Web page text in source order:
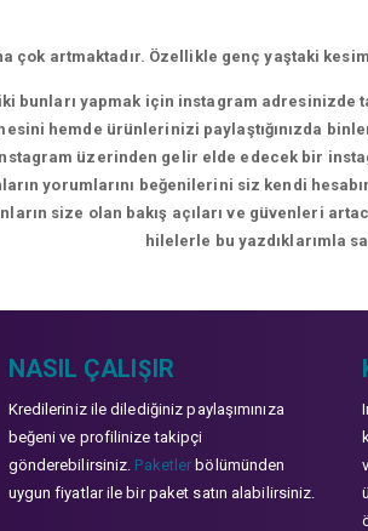
çok artmaktadır. Özellikle genç yaştaki
bunları yapmak için instagram
hemde ürünlerinizi paylaştığınızda
üzerinden gelir elde edecek bir
yorumlarını beğenilerini siz kendi
size olan bakış açıları ve güvenleri
hilelerle bu yazdıklarımla
NASIL ÇALIŞIR
Kredileriniz ile dilediğiniz paylaşımınıza
beğeni ve profilinize takipçi
gönderebilirsiniz. Paketler bölümünden
uygun fiyatlar ile bir paket satın alabilirsiniz.